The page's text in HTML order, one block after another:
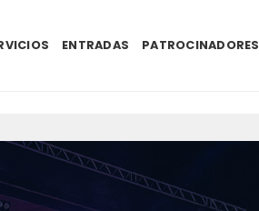
ENTRADAS PATROCINADORES